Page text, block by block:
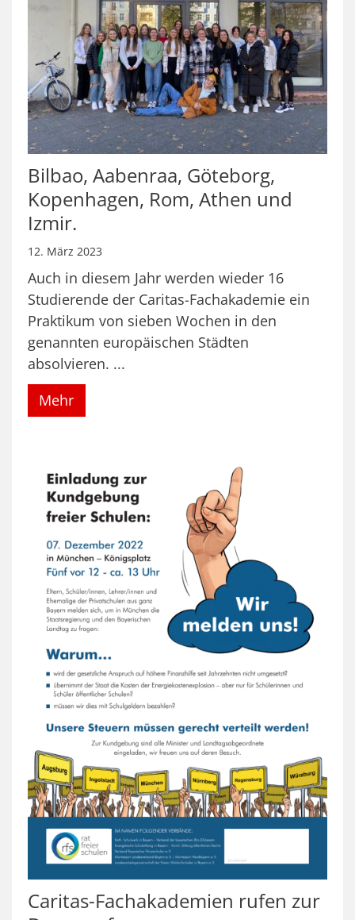
Bilbao, Aabenraa, Göteborg,
Kopenhagen, Rom, Athen und
Izmir.
12. März 2023
Auch in diesem Jahr werden wieder 16
Studierende der Caritas-Fachakademie ein
Praktikum von sieben Wochen in den
genannten europäischen Städten
absolvieren. ...
Mehr
Caritas-Fachakademien rufen zur